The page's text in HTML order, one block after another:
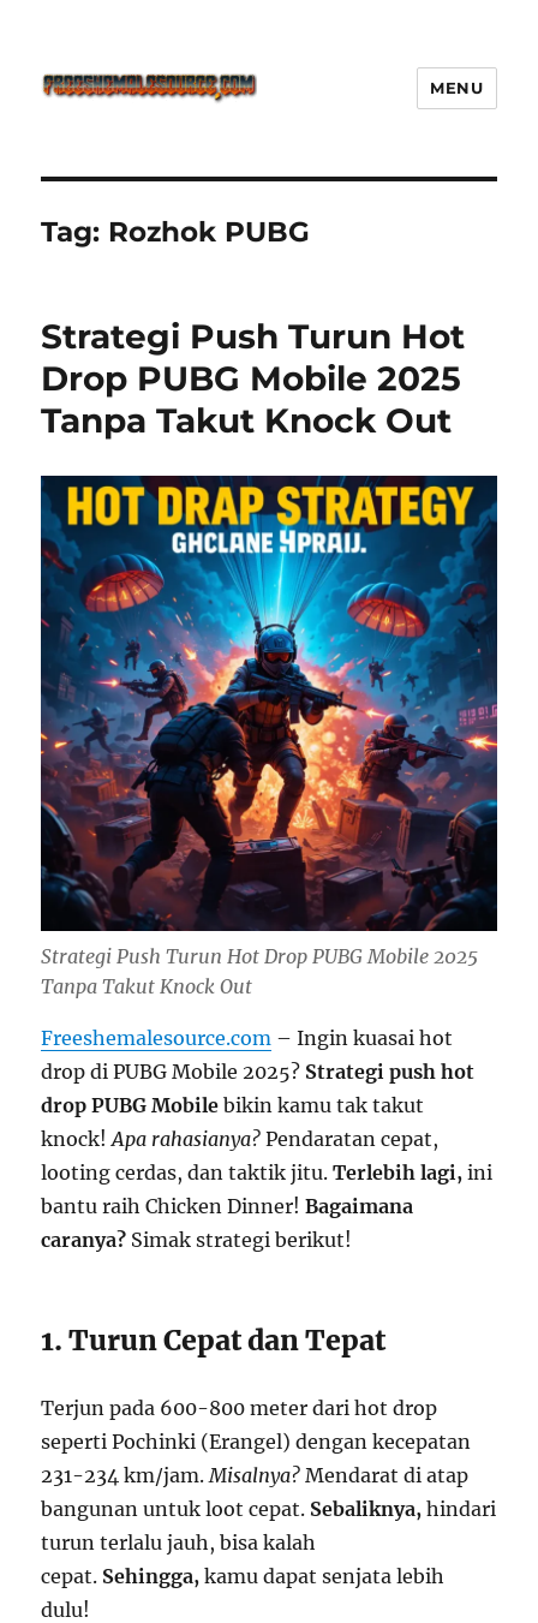
Defense Main Game Ini Pasti
Ketagihan!
MENU
Tag: Rozhok PUBG
Strategi Push Turun Hot
Drop PUBG Mobile 2025
Tanpa Takut Knock Out
Strategi Push Turun Hot Drop PUBG Mobile 2025
Tanpa Takut Knock Out
Freeshemalesource.com – Ingin kuasai hot
drop di PUBG Mobile 2025? Strategi push hot
drop PUBG Mobile bikin kamu tak takut
knock!Apa rahasianya? Pendaratan cepat,
looting cerdas, dan taktik jitu.Terlebih lagi, ini
bantu raih Chicken Dinner!Bagaimana
caranya? Simak strategi berikut!
1. Turun Cepat dan Tepat
Terjun pada 600-800 meter dari hot drop
seperti Pochinki (Erangel) dengan kecepatan
231-234 km/jam. Misalnya? Mendarat di atap
bangunan untuk loot cepat. Sebaliknya, hindari
turun terlalu jauh, bisa kalah
cepat. Sehingga, kamu dapat senjata lebih
dulu!